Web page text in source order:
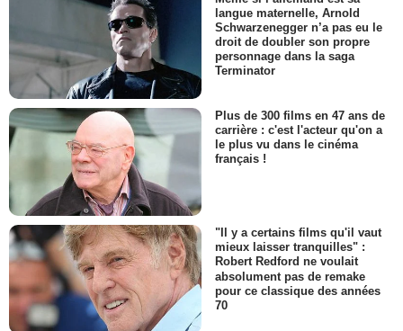
langue maternelle, Arnold
Schwarzenegger n’a pas eu le
droit de doubler son propre
personnage dans la saga
Terminator
Plus de 300 films en 47 ans de
carrière : c'est l'acteur qu'on a
le plus vu dans le cinéma
français !
"Il y a certains films qu'il vaut
mieux laisser tranquilles" :
Robert Redford ne voulait
absolument pas de remake
pour ce classique des années
70